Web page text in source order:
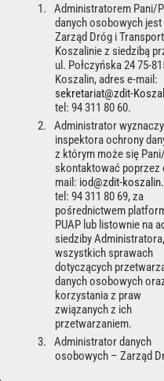
POLITYKA PRYWATNOŚCI
RODO
Zarząd Dróg i Transportu w
REGON: 330002466, e-
© 2026 Mobile Traffic Data
Wersja z
Administratorem Pani/
danych osobowych jest
Zarząd Dróg i
Koszalinie z siedzibą
ul. Połczyńska 24 75-
Koszalin, adres e-mail:
sekretariat@zdit-
tel: 94 311 80 60.
Administrator
inspektora ochrony
z którym może się
skontaktować poprzez
mail: iod@zdit-
tel: 94 311 80 69, za
pośrednictwem
PUAP lub listownie na
siedziby
wszystkich sprawach
dotyczących
danych osobowych
korzystania z praw
związanych z ich
przetwarzaniem.
Administrator danych
osobowych – Zarząd